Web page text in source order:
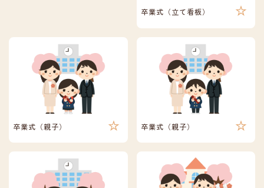
卒業式（立て看板）
卒業式（親子） 卒業式（親子）